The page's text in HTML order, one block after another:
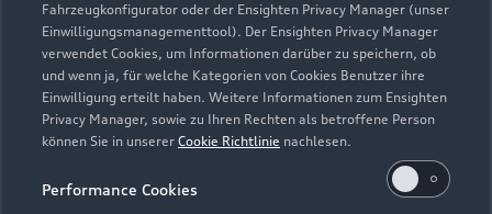
Fahrzeugkonfigurator oder der Ensighten Privacy Manager (unser
Einwilligungsmanagementtool). Der Ensighten Privacy Manager
verwendet Cookies, um Informationen darüber zu speichern, ob
und wenn ja, für welche Kategorien von Cookies Benutzer ihre
Einwilligung erteilt haben. Weitere Informationen zum Ensighten
Privacy Manager, sowie zu Ihren Rechten als betroffene Person
können Sie in unserer Cookie Richtlinie nachlesen.
Performance Cookies
Modelle
Alle Modelle
Modelle vergleichen
Elektromodelle
Kaufen & leasen
Gebrauchtwagensuche
Service & Zubehör